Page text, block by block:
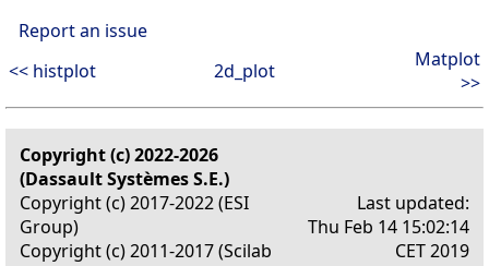
Report an issue
<< histplot
2d_plot
Matplot
>>
Copyright (c) 2022-2026
(Dassault Systèmes S.E.)
Copyright (c) 2017-2022 (ESI
Group)
Copyright (c) 2011-2017 (Scilab
Last updated:
Thu Feb 14 15:02:14
CET 2019